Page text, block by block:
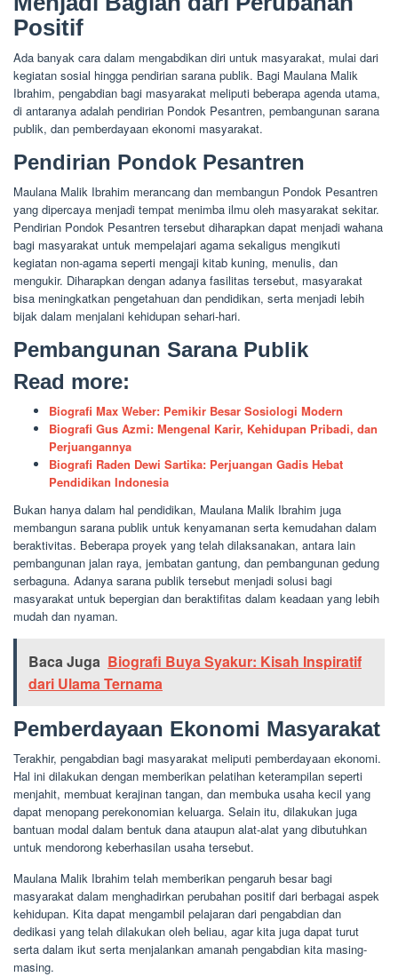
Positif
Ada banyak cara dalam mengabdikan diri untuk masyarakat, mulai dari
kegiatan sosial hingga pendirian sarana publik. Bagi Maulana Malik
Ibrahim, pengabdian bagi masyarakat meliputi beberapa agenda utama,
di antaranya adalah pendirian Pondok Pesantren, pembangunan sarana
publik, dan pemberdayaan ekonomi masyarakat.
Pendirian Pondok Pesantren
Maulana Malik Ibrahim merancang dan membangun Pondok Pesantren
yang dipercaya menjadi tempat menimba ilmu oleh masyarakat sekitar.
Pendirian Pondok Pesantren tersebut diharapkan dapat menjadi wahana
bagi masyarakat untuk mempelajari agama sekaligus mengikuti
kegiatan non-agama seperti mengaji kitab kuning, menulis, dan
mengukir. Diharapkan dengan adanya fasilitas tersebut, masyarakat
bisa meningkatkan pengetahuan dan pendidikan, serta menjadi lebih
bijak dalam menjalani kehidupan sehari-hari.
Pembangunan Sarana Publik
Read more:
Biografi Max Weber: Pemikir Besar Sosiologi Modern
Biografi Gus Azmi: Mengenal Karir, Kehidupan Pribadi, dan
Perjuangannya
Biografi Raden Dewi Sartika: Perjuangan Gadis Hebat
Pendidikan Indonesia
Bukan hanya dalam hal pendidikan, Maulana Malik Ibrahim juga
membangun sarana publik untuk kenyamanan serta kemudahan dalam
beraktivitas. Beberapa proyek yang telah dilaksanakan, antara lain
pembangunan jalan raya, jembatan gantung, dan pembangunan gedung
serbaguna. Adanya sarana publik tersebut menjadi solusi bagi
masyarakat untuk bepergian dan beraktifitas dalam keadaan yang lebih
mudah dan nyaman.
Baca Juga Biografi Buya Syakur: Kisah Inspiratif
dari Ulama Ternama
Pemberdayaan Ekonomi Masyarakat
Terakhir, pengabdian bagi masyarakat meliputi pemberdayaan ekonomi.
Hal ini dilakukan dengan memberikan pelatihan keterampilan seperti
menjahit, membuat kerajinan tangan, dan membuka usaha kecil yang
dapat menopang perekonomian keluarga. Selain itu, dilakukan juga
bantuan modal dalam bentuk dana ataupun alat-alat yang dibutuhkan
untuk mendorong keberhasilan usaha tersebut.
Maulana Malik Ibrahim telah memberikan pengaruh besar bagi
masyarakat dalam menghadirkan perubahan positif dari berbagai aspek
kehidupan. Kita dapat mengambil pelajaran dari pengabdian dan
dedikasi yang telah dilakukan oleh beliau, agar kita juga dapat turut
serta dalam ikut serta menjalankan amanah pengabdian kita masing-
masing.